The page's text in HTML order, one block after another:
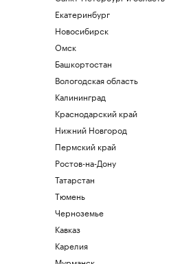
Екатеринбург
Новосибирск
Омск
Башкортостан
Вологодская область
Калининград
Краснодарский край
Нижний Новгород
Пермский край
Ростов-на-Дону
Татарстан
Тюмень
Черноземье
Кавказ
Карелия